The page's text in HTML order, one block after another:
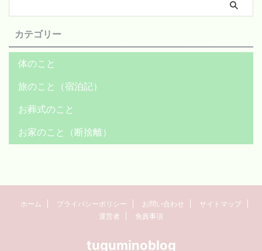
カテゴリー
体のこと
旅のこと（宿泊記）
お葬式のこと
お家のこと（断捨離）
ホーム プライバシーポリシー お問い合わせ
サイトマップ
運営者
免責事項
tuguminoblog